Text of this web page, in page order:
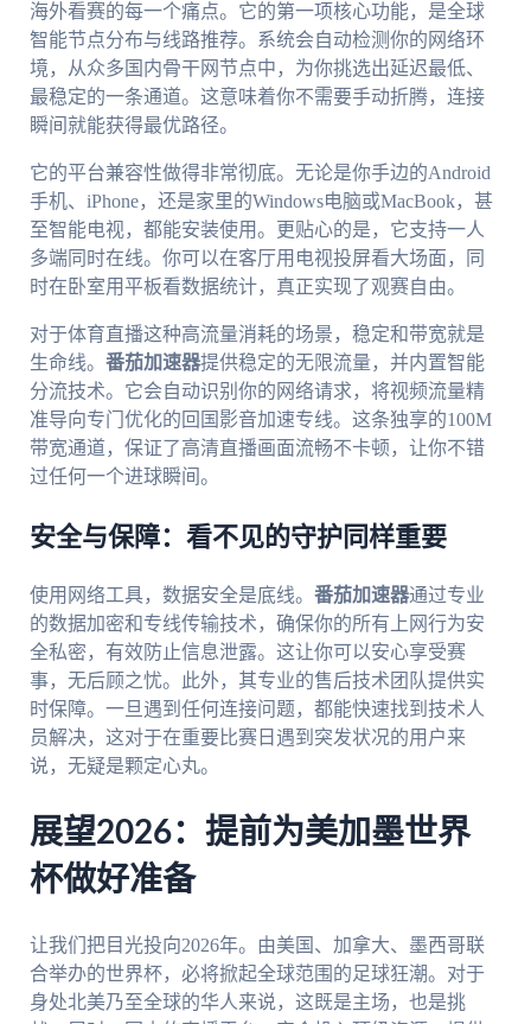
海外看赛的每一个痛点。它的第一项核心功能，是全球
智能节点分布与线路推荐。系统会自动检测你的网络环
境，从众多国内骨干网节点中，为你挑选出延迟最低、
最稳定的一条通道。这意味着你不需要手动折腾，连接
瞬间就能获得最优路径。
它的平台兼容性做得非常彻底。无论是你手边的Android
手机、iPhone，还是家里的Windows电脑或MacBook，甚
至智能电视，都能安装使用。更贴心的是，它支持一人
多端同时在线。你可以在客厅用电视投屏看大场面，同
时在卧室用平板看数据统计，真正实现了观赛自由。
对于体育直播这种高流量消耗的场景，稳定和带宽就是
生命线。 番茄加速器提供稳定的无限流量，并内置智能
分流技术。它会自动识别你的网络请求，将视频流量精
准导向专门优化的回国影音加速专线。这条独享的100M
带宽通道，保证了高清直播画面流畅不卡顿，让你不错
过任何一个进球瞬间。
安全与保障：看不见的守护同样重要
使用网络工具，数据安全是底线。 番茄加速器通过专业
的数据加密和专线传输技术，确保你的所有上网行为安
全私密，有效防止信息泄露。这让你可以安心享受赛
事，无后顾之忧。此外，其专业的售后技术团队提供实
时保障。一旦遇到任何连接问题，都能快速找到技术人
员解决，这对于在重要比赛日遇到突发状况的用户来
说，无疑是颗定心丸。
展望2026：提前为美加墨世界
杯做好准备
让我们把目光投向2026年。由美国、加拿大、墨西哥联
合举办的世界杯，必将掀起全球范围的足球狂潮。对于
身处北美乃至全球的华人来说，这既是主场，也是挑